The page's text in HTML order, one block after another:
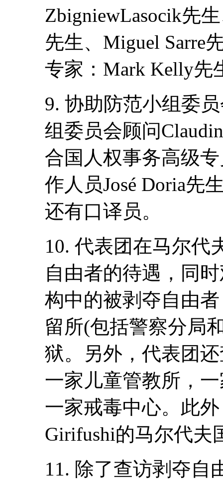
ZbigniewLasocik先
先生、Miguel Sarre
专家：Mark Kelly先
9. 协助防范小组委
组委员会顾问
合国人权事务高级
作人员José Doria先
还有口译员。
10. 代表团在马尔代
自由者的待遇，同
构中的被剥夺自由
留所(包括警察分局
狱。另外，代表团
一家儿童管教所，
一家戒毒中心。此
Girifushi的马尔代夫
11. 除了查访剥夺自